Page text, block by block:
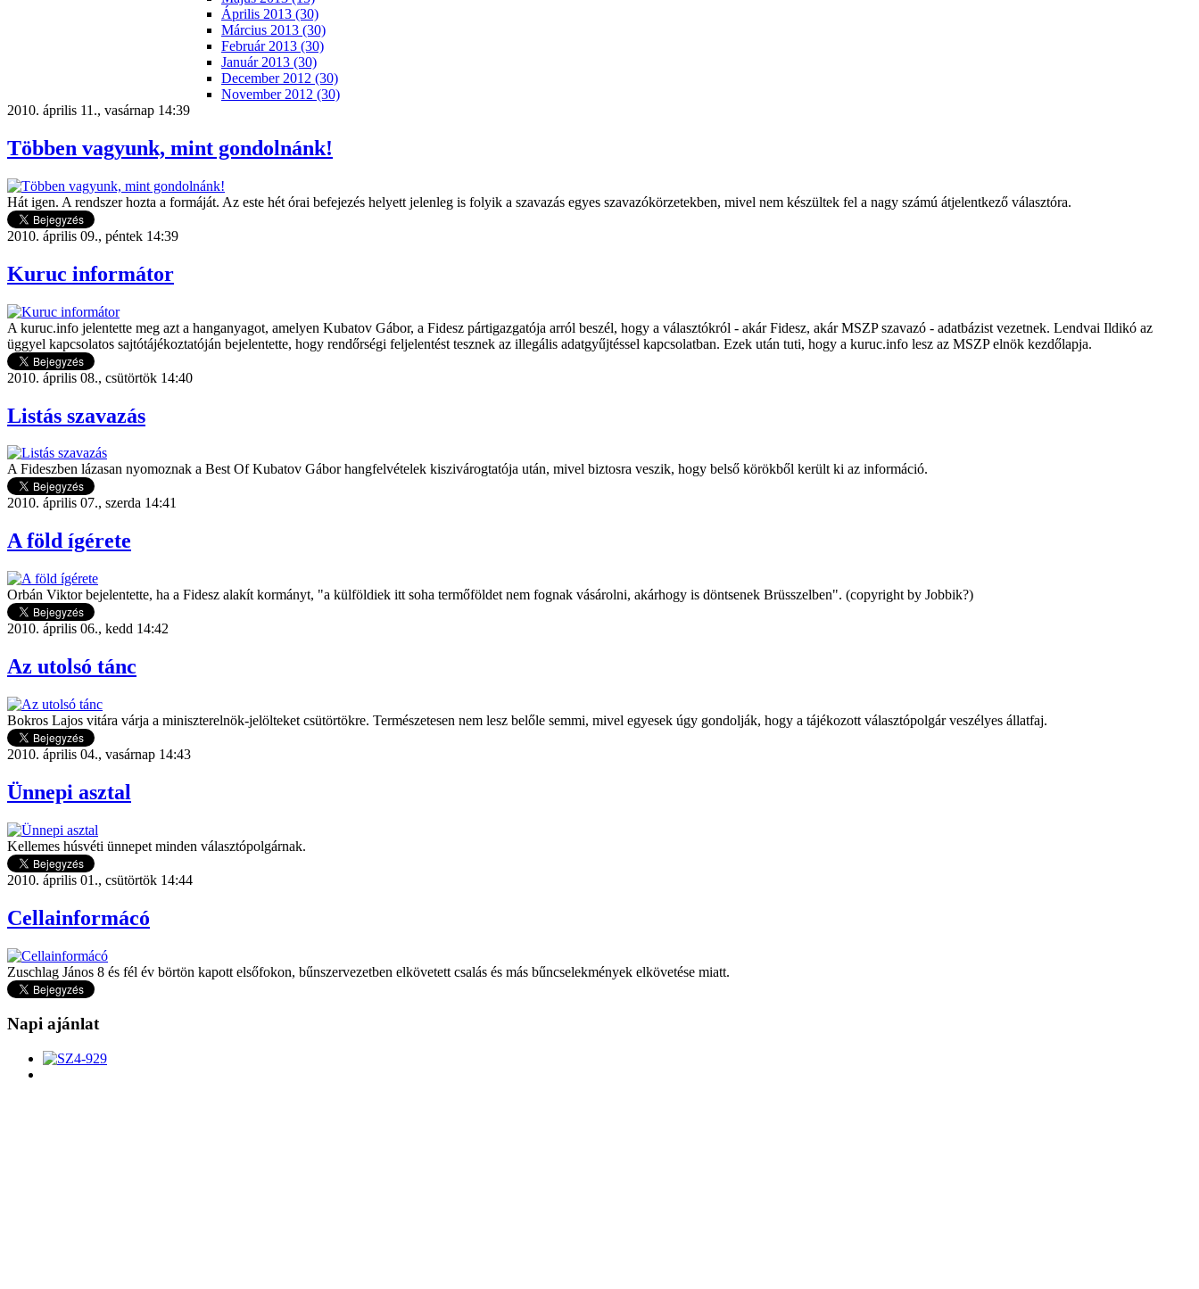
Április 2013 (30)
Március 2013 (30)
Február 2013 (30)
Január 2013 (30)
December 2012 (30)
November 2012 (30)
2010. április 11., vasárnap 14:39
Többen vagyunk, mint gondolnánk!
Hát igen. A rendszer hozta a formáját. Az este hét órai befejezés helyett jelenleg is folyik a szavazás egyes szavazókörzetekben, mivel nem készültek fel a nagy számú átjelentkező választóra.
2010. április 09., péntek 14:39
Kuruc informátor
A kuruc.info jelentette meg azt a hanganyagot, amelyen Kubatov Gábor, a Fidesz pártigazgatója arról beszél, hogy a választókról - akár Fidesz, akár MSZP szavazó - adatbázist vezetnek. Lendvai Ildikó az
üggyel kapcsolatos sajtótájékoztatóján bejelentette, hogy rendőrségi feljelentést tesznek az illegális adatgyűjtéssel kapcsolatban. Ezek után tuti, hogy a kuruc.info lesz az MSZP elnök kezdőlapja.
2010. április 08., csütörtök 14:40
Listás szavazás
A Fideszben lázasan nyomoznak a Best Of Kubatov Gábor hangfelvételek kiszivárogtatója után, mivel biztosra veszik, hogy belső körökből került ki az információ.
2010. április 07., szerda 14:41
A föld ígérete
Orbán Viktor bejelentette, ha a Fidesz alakít kormányt, "a külföldiek itt soha termőföldet nem fognak vásárolni, akárhogy is döntsenek Brüsszelben". (copyright by Jobbik?)
2010. április 06., kedd 14:42
Az utolsó tánc
Bokros Lajos vitára várja a miniszterelnök-jelölteket csütörtökre. Természetesen nem lesz belőle semmi, mivel egyesek úgy gondolják, hogy a tájékozott választópolgár veszélyes állatfaj.
2010. április 04., vasárnap 14:43
Ünnepi asztal
Kellemes húsvéti ünnepet minden választópolgárnak.
2010. április 01., csütörtök 14:44
Cellainformácó
Zuschlag János 8 és fél év börtön kapott elsőfokon, bűnszervezetben elkövetett csalás és más bűncselekmények elkövetése miatt.
Napi ajánlat